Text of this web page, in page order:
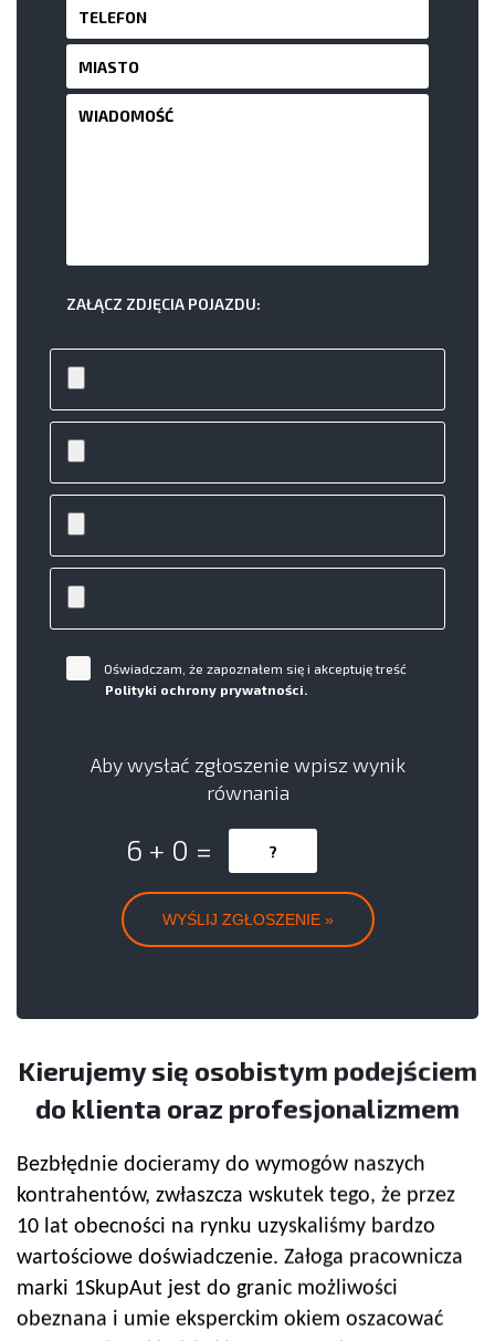
ZAŁĄCZ ZDJĘCIA POJAZDU:
Oświadczam, że zapoznałem się i akceptuję treść
Polityki ochrony prywatności.
Aby wysłać zgłoszenie wpisz wynik
równania
6 + 0 =
Kierujemy się osobistym podejściem
do klienta oraz profesjonalizmem
Bezbłędnie docieramy do wymogów naszych
kontrahentów, zwłaszcza wskutek tego, że przez
10 lat obecności na rynku uzyskaliśmy bardzo
wartościowe doświadczenie. Załoga pracownicza
marki 1SkupAut jest do granic możliwości
obeznana i umie eksperckim okiem oszacować